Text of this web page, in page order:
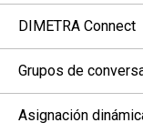
DIMETRA Connect
Grupos de
Asignación